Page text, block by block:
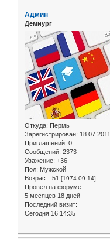
Админ
Демиург
Откуда: Пермь
Зарегистрирован: 18.07.2011
Приглашений: 0
Сообщений: 2373
Уважение: +36
Пол: Мужской
Возраст: 51 [1974-09-14]
Провел на форуме:
5 месяцев 18 дней
Последний визит:
Сегодня 16:14:35